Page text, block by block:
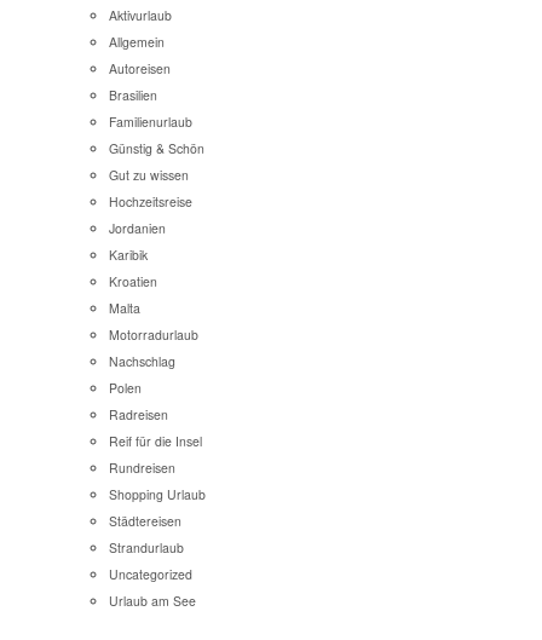
Aktivurlaub
Allgemein
Autoreisen
Brasilien
Familienurlaub
Günstig & Schön
Gut zu wissen
Hochzeitsreise
Jordanien
Karibik
Kroatien
Malta
Motorradurlaub
Nachschlag
Polen
Radreisen
Reif für die Insel
Rundreisen
Shopping Urlaub
Städtereisen
Strandurlaub
Uncategorized
Urlaub am See